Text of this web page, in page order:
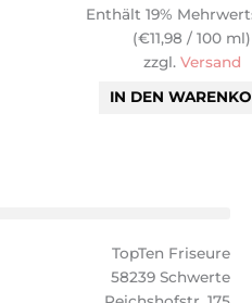
Enthält 19%
(€11,98 / 100 ml)
zzgl. Versand
IN DEN
TopTen Friseure
58239 Schwerte